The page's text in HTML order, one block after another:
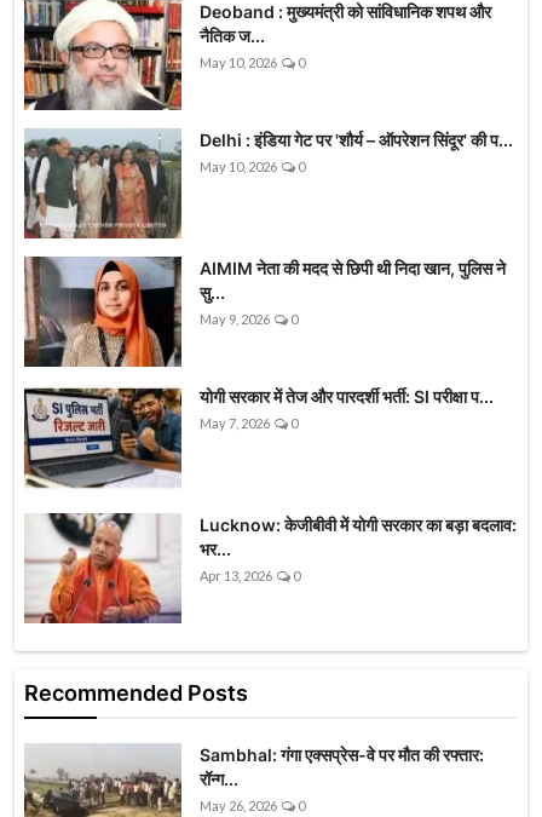
Deoband : मुख्यमंत्री को सांविधानिक शपथ और
नैतिक ज...
May 10, 2026 0
Delhi : इंडिया गेट पर 'शौर्य – ऑपरेशन सिंदूर' की प...
May 10, 2026 0
AIMIM नेता की मदद से छिपी थी निदा खान, पुलिस ने
सु...
May 9, 2026 0
योगी सरकार में तेज और पारदर्शी भर्ती: SI परीक्षा प...
May 7, 2026 0
Lucknow: केजीबीवी में योगी सरकार का बड़ा बदलाव:
भर...
Apr 13, 2026 0
Recommended Posts
Sambhal: गंगा एक्सप्रेस-वे पर मौत की रफ्तार:
रॉन्ग...
May 26, 2026 0